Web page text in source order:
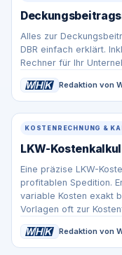
Alles zur
DBR einfach erklärt.
Rechner für Ihr
Redaktion von
KOSTENRECHNUNG &
LKW-
Eine präzise LKW-
profitablen Spedition.
variable Kosten exakt
Vorlagen oft zur
Redaktion von